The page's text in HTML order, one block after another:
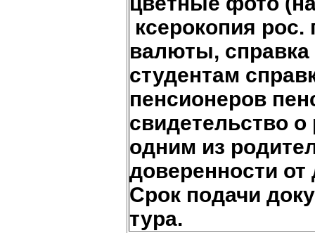
ксерокопия рос.
валюты, справка
студентам
пенсионеров
свидетельство
одним из
доверенности от
Срок подачи
тура.